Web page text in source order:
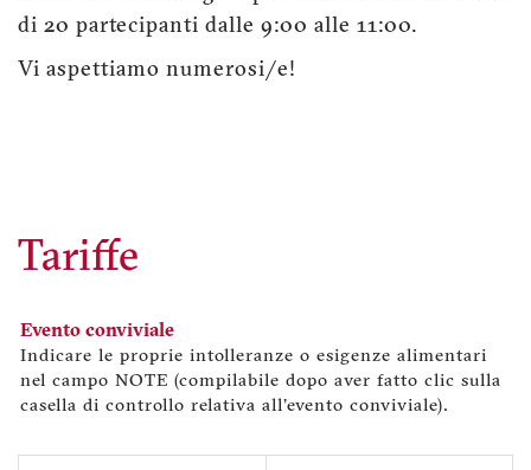
di 20 partecipanti dalle 9:00 alle 11:00.
Vi aspettiamo numerosi/e!
Tariffe
Evento conviviale
Indicare le proprie intolleranze o esigenze alimentari
nel campo NOTE (compilabile dopo aver fatto clic sulla
casella di controllo relativa all'evento conviviale).